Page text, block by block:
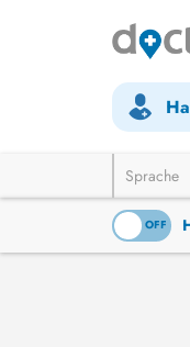
Sprache
OFF